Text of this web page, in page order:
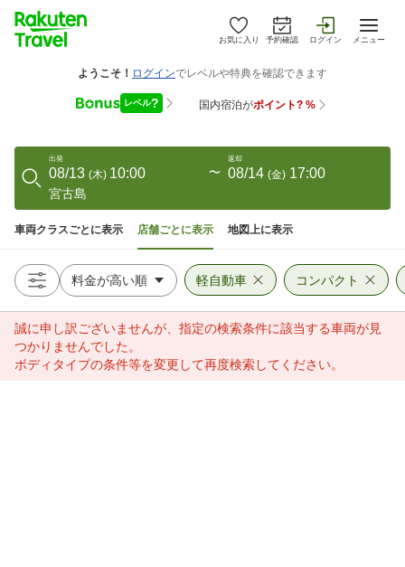
お気に入り 予約確認 ログイン メニュー
出発
08/13 (木) 10:00 〜
返却
08/14 (金) 17:00
宮古島
車両クラスごとに表示 店舗ごとに表示 地図上に表示
軽自動車 コンパクト
誠に申し訳ございませんが、指定の検索条件に該当する車両が見
つかりませんでした。
ボディタイプの条件等を変更して再度検索してください。